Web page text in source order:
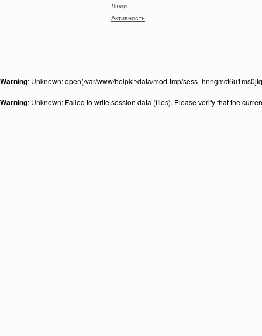
Люди
Активность
Warning: Unknown: open(/var/www/helpkit/data/mod-tmp/
Warning: Unknown: Failed to write session data (files). Please verify that the